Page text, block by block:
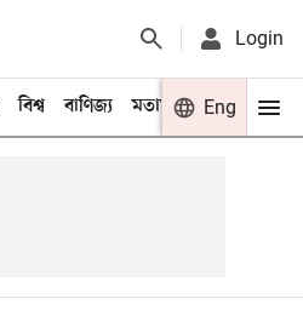
Login
বিশ্ব বাণিজ্য মতামত খেলা
Eng